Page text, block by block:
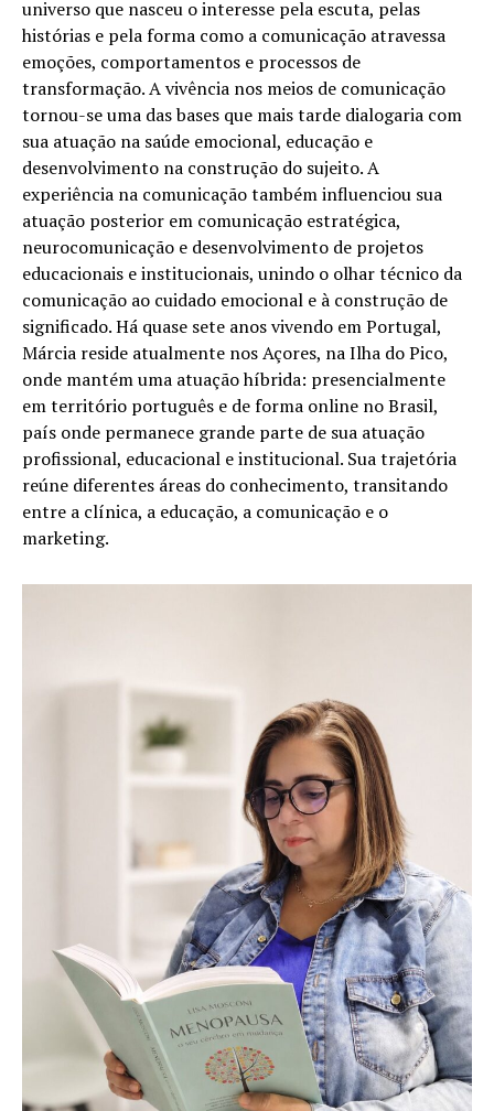
universo que nasceu o interesse pela escuta, pelas
histórias e pela forma como a comunicação atravessa
emoções, comportamentos e processos de
transformação. A vivência nos meios de comunicação
tornou-se uma das bases que mais tarde dialogaria com
sua atuação na saúde emocional, educação e
desenvolvimento na construção do sujeito. A
experiência na comunicação também influenciou sua
atuação posterior em comunicação estratégica,
neurocomunicação e desenvolvimento de projetos
educacionais e institucionais, unindo o olhar técnico da
comunicação ao cuidado emocional e à construção de
significado. Há quase sete anos vivendo em Portugal,
Márcia reside atualmente nos Açores, na Ilha do Pico,
onde mantém uma atuação híbrida: presencialmente
em território português e de forma online no Brasil,
país onde permanece grande parte de sua atuação
profissional, educacional e institucional. Sua trajetória
reúne diferentes áreas do conhecimento, transitando
entre a clínica, a educação, a comunicação e o
marketing.